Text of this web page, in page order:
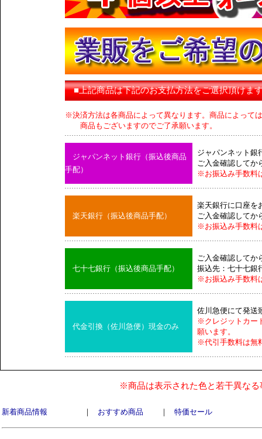
■上記商品は下記のお支払方法をご選択頂けま
※決済方法は各商品によって異なります。商品によって
商品もございますのでご了承願います。
ジャパンネット銀行（振込後商品
手配）
ジャパンネット銀
ご入金確認してか
※お振込み手数料
楽天銀行（振込後商品手配）
楽天銀行に口座を
ご入金確認してか
※お振込み手数料
七十七銀行（振込後商品手配）
ご入金確認してか
振込先：七十七銀
※お振込み手数料
代金引換（佐川急便）現金のみ
佐川急便にて発送
※クレジットカー
願います。
※代引手数料は無
※商品は表示された色と若干異な
新着商品情報 ｜ おすすめ商品 ｜ 特価セール